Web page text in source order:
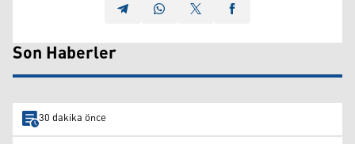
Son Haberler
30 dakika önce